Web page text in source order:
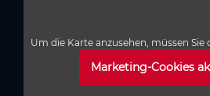
Um die Karte anzusehen, müssen Sie
Marketing-Cookies